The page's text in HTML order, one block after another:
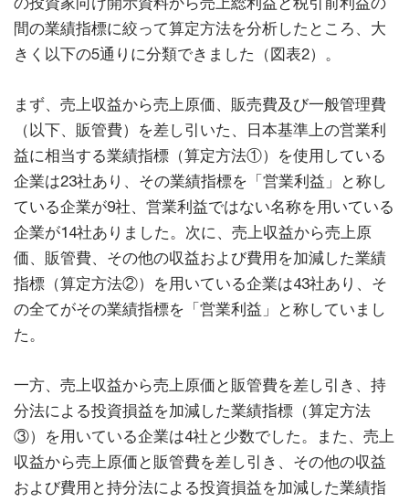
間の業績指標に絞って算定方法を分析したところ、大
きく以下の5通りに分類できました（図表2）。
まず、売上収益から売上原価、販売費及び一般管理費
（以下、販管費）を差し引いた、日本基準上の営業利
益に相当する業績指標（算定方法①）を使用している
企業は23社あり、その業績指標を「営業利益」と称し
ている企業が9社、営業利益ではない名称を用いている
企業が14社ありました。次に、売上収益から売上原
価、販管費、その他の収益および費用を加減した業績
指標（算定方法②）を用いている企業は43社あり、そ
の全てがその業績指標を「営業利益」と称していまし
た。
一方、売上収益から売上原価と販管費を差し引き、持
分法による投資損益を加減した業績指標（算定方法
③）を用いている企業は4社と少数でした。また、売上
収益から売上原価と販管費を差し引き、その他の収益
および費用と持分法による投資損益を加減した業績指